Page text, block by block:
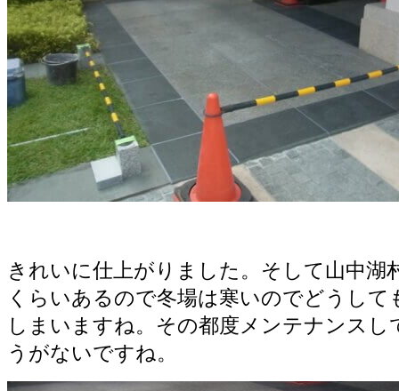
きれいに仕上がりました。そして山中湖
くらいあるので冬場は寒いのでどうして
しまいますね。その都度メンテナンス
うがないですね。